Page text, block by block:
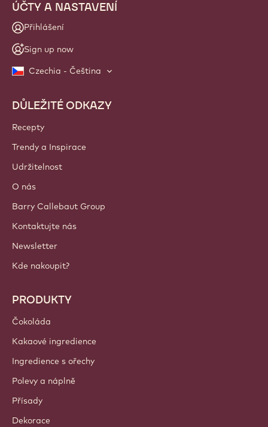
ÚČTY A NASTAVENÍ
Přihlášení
Sign up now
Czechia - Čeština
Footer
Callebaut
DŮLEŽITÉ ODKAZY
Recepty
Trendy a Inspirace
Udržitelnost
O nás
Barry Callebaut Group
Kontaktujte nás
Newsletter
Kde nakoupit?
PRODUKTY
Čokoláda
Kakaové ingredience
Ingredience s ořechy
Polevy a náplně
Přísady
Dekorace